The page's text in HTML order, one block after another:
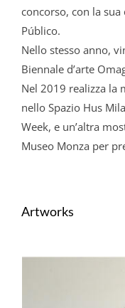
concorso, con la sua
Público.
Nello stesso anno,
Biennale d’arte
Nel 2019 realizza la
nello Spazio Hus
Week, e un’altra
Museo Monza per
Artworks